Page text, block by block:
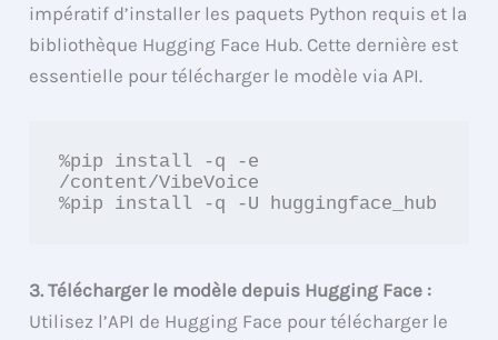
impératif d’installer les paquets Python requis et la
bibliothèque Hugging Face Hub. Cette dernière est
essentielle pour télécharger le modèle via API.
%pip install -q -e
/content/VibeVoice
%pip install -q -U huggingface_hub
3. Télécharger le modèle depuis Hugging Face :
Utilisez l’API de Hugging Face pour télécharger le